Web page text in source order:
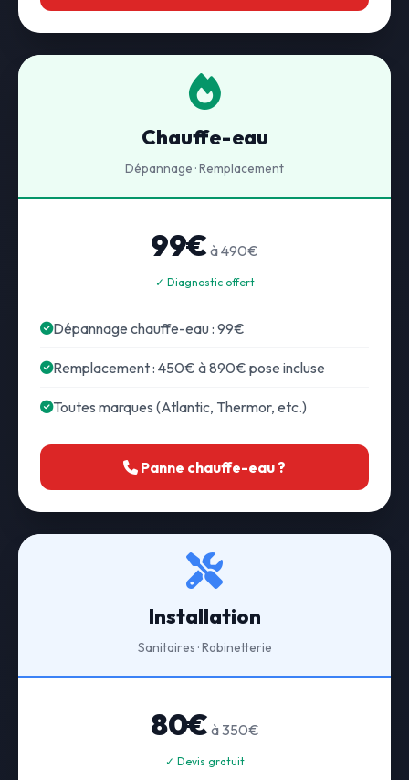
Chauffe-eau
Dépannage · Remplacement
99€ à 490€
✓ Diagnostic offert
Dépannage chauffe-eau : 99€
Remplacement : 450€ à 890€ pose incluse
Toutes marques (Atlantic, Thermor, etc.)
Panne chauffe-eau ?
Installation
Sanitaires · Robinetterie
80€ à 350€
✓ Devis gratuit